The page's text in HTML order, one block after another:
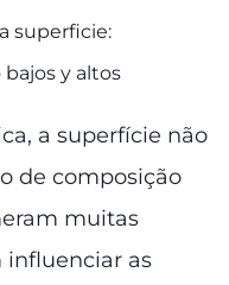
superficie:
y altos
a superfície não
de composição
muitas
influenciar as